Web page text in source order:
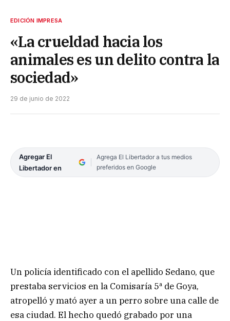
EDICIÓN IMPRESA
«La crueldad hacia los
animales es un delito contra la
sociedad»
29 de junio de 2022
Agregar El
Libertador en
Agrega El Libertador a tus medios
preferidos en Google
Un policía identificado con el apellido Sedano, que
prestaba servicios en la Comisaría 5ª de Goya,
atropelló y mató ayer a un perro sobre una calle de
esa ciudad. El hecho quedó grabado por una